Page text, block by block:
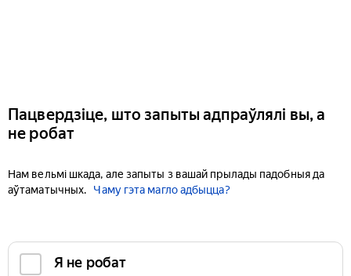
Пацвердзіце, што запыты адпраўлялі вы, а
не робат
Нам вельмі шкада, але запыты з вашай прылады падобныя да
аўтаматычных.
Чаму гэта магло адбыцца?
Я не робат